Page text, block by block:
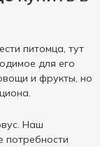
питомца, тут
для его
и фрукты, но
Наш
потребности